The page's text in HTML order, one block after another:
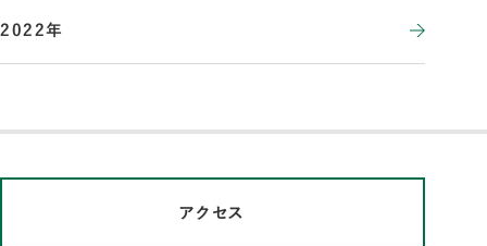
2022年
アクセス